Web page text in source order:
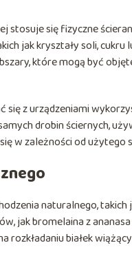
stosuje się fizyczne
jak kryształy soli,
które mogą być
się z urządzeniami
drobin ściernych,
w zależności od
naturalnego, takich
jak bromelaina z ananasa
rozkładaniu białek